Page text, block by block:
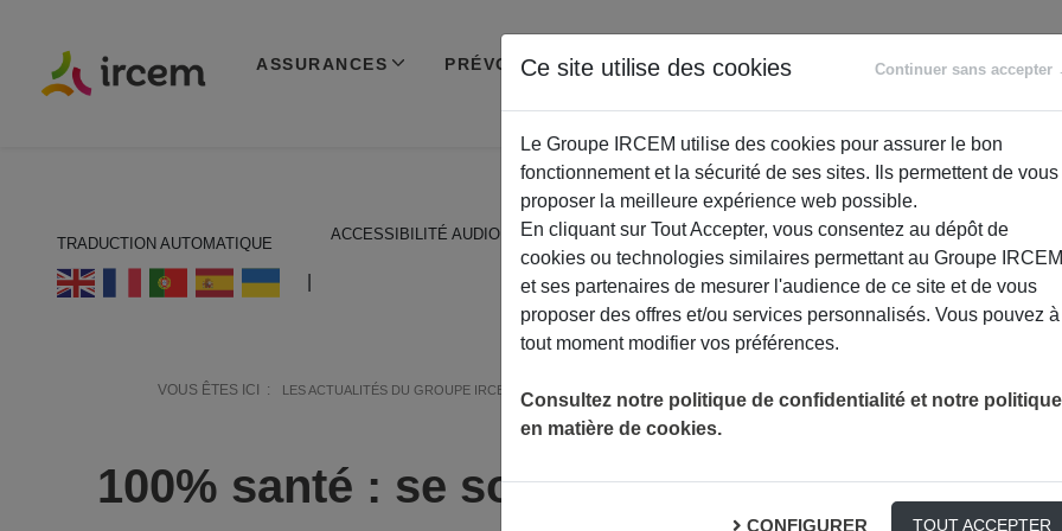
ASSURANCES PRÉVOYANCE RETRAITE
ACCOMPAGNEMENT
TRADUCTION AUTOMATIQUE
ACCESSIBILITÉ AUDIO
VOUS ÊTES ICI : LES ACTUALITÉS DU GROUPE IRCEM ACTUALITÉS REMBOURSEMENT 100% SANTÉ : SE SOIGNER SANS
100% santé : se soigner sans sortir la
Ce site utilise des cookies Continuer sans accepter
Le Groupe IRCEM utilise des cookies pour assurer le bon
fonctionnement et la sécurité de ses sites. Ils permettent de vous
proposer la meilleure expérience web possible.
En cliquant sur Tout Accepter, vous consentez au dépôt de
cookies ou technologies similaires permettant au Groupe IRCEM
et ses partenaires de mesurer l'audience de ce site et de vous
proposer des offres et/ou services personnalisés. Vous pouvez à
tout moment modifier vos préférences.
Consultez notre politique de confidentialité et notre politique
en matière de cookies.
CONFIGURER TOUT ACCEPTER